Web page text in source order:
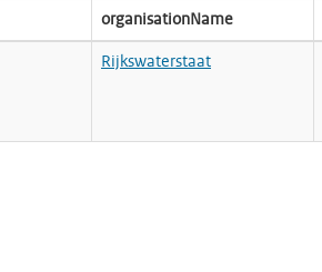
organisationName
Rijkswaterstaat